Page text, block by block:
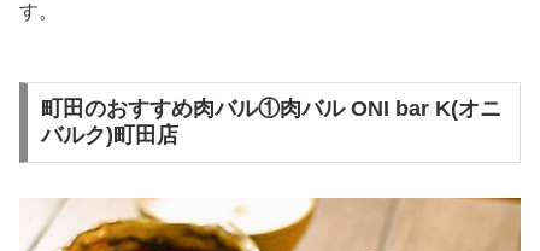
す。
町田のおすすめ肉バル①肉バル ONI bar K(オニ
バルク)町田店